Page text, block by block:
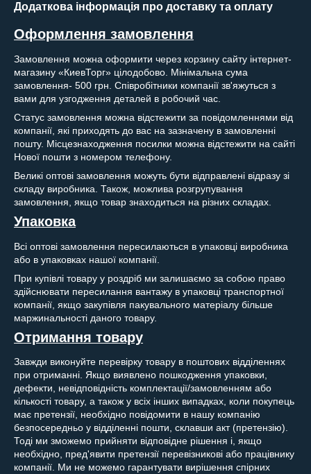
Додаткова інформація про доставку та оплату
Оформлення замовлення
Замовлення можна оформити через корзину сайту інтернет-
магазину «КиевТорг» цілодобово. Мінімальна сума
замовлення- 500 грн. Співробітники компанії зв'яжуться з
вами для узгодження деталей в робочий час.
Статус замовлення можна відстежити за повідомленнями від
компанії, які приходять до вас на зазначену в замовленні
пошту. Місцезнаходження посилки можна відстежити на сайті
Нової пошти з номером телефону.
Великі оптові замовлення можуть бути відправлені відразу зі
складу виробника. Також, можлива розгрупування
замовлення, якщо товар знаходиться на різних складах.
Упаковка
Всі оптові замовлення пересилаються в упаковці виробника
або в упаковках нашої компанії.
При купівлі товару у роздріб ми залишаємо за собою право
здійснювати пересилання вантажу в упаковці транспортної
компанії, якщо закупівля пакувального матеріалу більше
маржинальності даного товару.
Отримання товару
Завжди виконуйте перевірку товару в поштових відділеннях
при отриманні. Якщо виявлено пошкодження упаковки,
дефекти, невідповідність комплектації/замовленням або
кількості товару, а також у всіх інших випадках, коли покупець
має претензії, необхідно повідомити в нашу компанію
безпосередньо у відділенні пошти, склавши акт (претензію).
Тоді ми зможемо прийняти відповідне рішення і, якщо
необхідно, пред'явити претензії перевізникові або працівнику
компанії. Ми не можемо гарантувати вирішення спірних